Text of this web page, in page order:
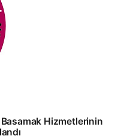
Hizmetlerinin